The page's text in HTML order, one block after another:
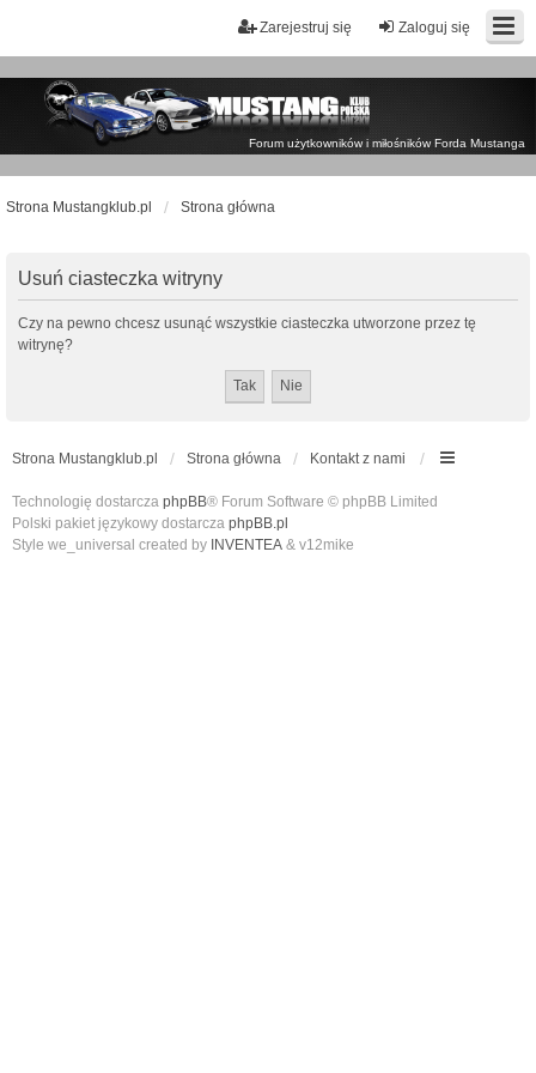
Zaloguj się
Zarejestruj się
Forum użytkowników i miłośników Forda Mustanga
Strona Mustangklub.pl Strona główna
Usuń ciasteczka witryny
Czy na pewno chcesz usunąć wszystkie ciasteczka utworzone przez tę
witrynę?
Strona Mustangklub.pl Strona główna Kontakt z nami
Technologię dostarcza phpBB® Forum Software © phpBB Limited
Polski pakiet językowy dostarcza phpBB.pl
Style we_universal created by INVENTEA & v12mike